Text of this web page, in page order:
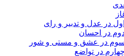
در عدل و تدبیر و رای
در احسان
در عشق و مستی و شور
در تواضع